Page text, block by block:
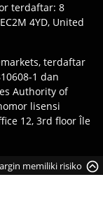
terdaftar: 8
4YD, United
terdaftar
1 dan
Authority of
lisensi
12, 3rd floor Île
Dari Merek
Yurisdiksi
memiliki risiko
leverage.